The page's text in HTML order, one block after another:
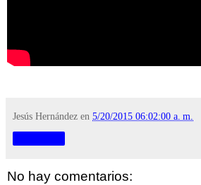
Jesús Hernández en 5/20/2015 06:02:00 a. m.
No hay comentarios: